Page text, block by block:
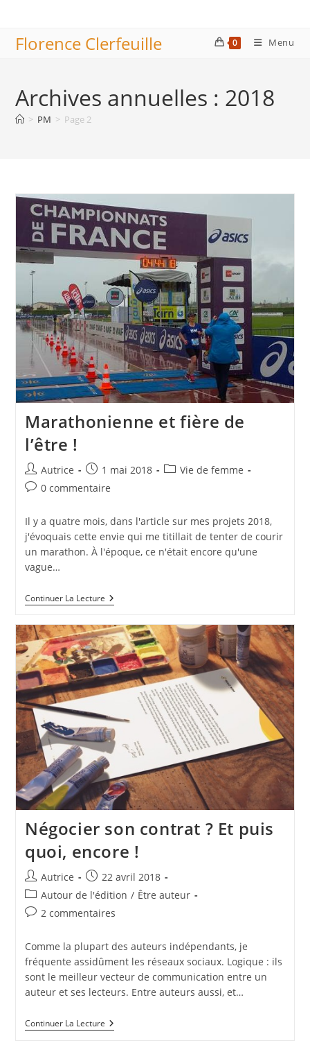
contentFlorence Clerfeuille 0 Menu
Archives annuelles : 2018
> PM > Page 2
Marathonienne et fière de
l’être !
Auteur/autrice
de
Autrice
Publication
publiée :
1 mai 2018
PostVie de femme
Commentaires
la
publication :
0 commentaire
Il y a quatre mois, dans l'article sur mes projets 2018,
j'évoquais cette envie qui me titillait de tenter de courir
un marathon. À l'époque, ce n'était encore qu'une
vague…
Continuer La LectureMarathonienne
Et
De
L’être
!
Négocier son contrat ? Et puis
quoi, encore !
Auteur/autrice
de
la
publication :
Autrice
Publication
publiée :
22 avril 2018
Post
category:
Autour de l'édition / Être auteur
Commentaires
la
publication :
2 commentaires
Comme la plupart des auteurs indépendants, je
fréquente assidûment les réseaux sociaux. Logique : ils
sont le meilleur vecteur de communication entre un
auteur et ses lecteurs. Entre auteurs aussi, et…
Continuer La LectureNégocier
Son